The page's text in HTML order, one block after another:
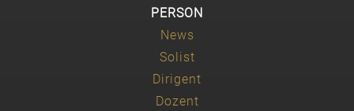
PERSON
News
Solist
Dirigent
Dozent